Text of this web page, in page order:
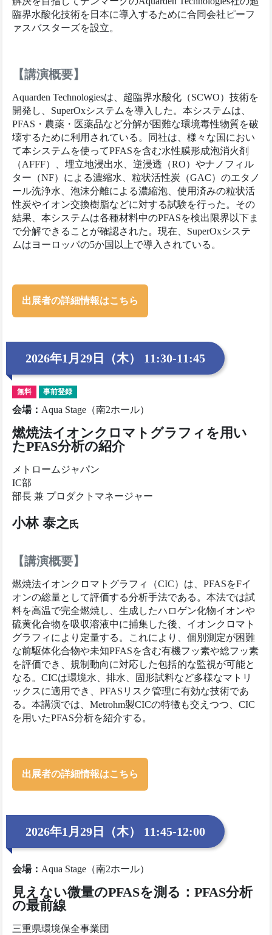
臨界水酸化技術を日本に導入するために合同会社ピーフ
ァスバスターズを設立。
【講演概要】
Aquarden Technologiesは、超臨界水酸化（SCWO）技術を
開発し、SuperOxシステムを導入した。本システムは、
PFAS・農薬・医薬品など分解が困難な環境毒性物質を破
壊するために利用されている。同社は、様々な国におい
て本システムを使ってPFASを含む水性膜形成泡消火剤
（AFFF）、埋立地浸出水、逆浸透（RO）やナノフィル
ター（NF）による濃縮水、粒状活性炭（GAC）のエタノ
ール洗浄水、泡沫分離による濃縮泡、使用済みの粒状活
性炭やイオン交換樹脂などに対する試験を行った。その
結果、本システムは各種材料中のPFASを検出限界以下ま
で分解できることが確認された。現在、SuperOxシステ
ムはヨーロッパの5か国以上で導入されている。
出展者の詳細情報はこちら
2026年1月29日（木） 11:30-11:45
無料 事前登録
会場： Aqua Stage（南2ホール）
燃焼法イオンクロマトグラフィを用い
たPFAS分析の紹介
メトロームジャパン
IC部
部長 兼 プロダクトマネージャー
小林 泰之 氏
【講演概要】
燃焼法イオンクロマトグラフィ（CIC）は、PFASをFイ
オンの総量として評価する分析手法である。本法では試
料を高温で完全燃焼し、生成したハロゲン化物イオンや
硫黄化合物を吸収溶液中に捕集した後、イオンクロマト
グラフィにより定量する。これにより、個別測定が困難
な前駆体化合物や未知PFASを含む有機フッ素や総フッ素
を評価でき、規制動向に対応した包括的な監視が可能と
なる。CICは環境水、排水、固形試料など多様なマトリ
ックスに適用でき、PFASリスク管理に有効な技術であ
る。本講演では、Metrohm製CICの特徴も交えつつ、CIC
を用いたPFAS分析を紹介する。
出展者の詳細情報はこちら
2026年1月29日（木） 11:45-12:00
会場： Aqua Stage（南2ホール）
見えない微量のPFASを測る：PFAS分析
の最前線
三重県環境保全事業団